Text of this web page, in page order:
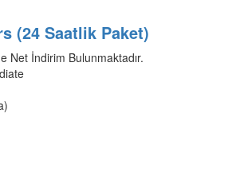
(24 Saatlik Paket)
Net İndirim Bulunmaktadır.